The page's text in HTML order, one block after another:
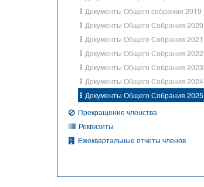
Документы Общего собрания 2019
Документы Общего Собрания 2020
Документы Общего Собрания 2021
Документы Общего Собрания 2022
Документы Общего Собрания 2023
Документы Общего Собрания 2024
Документы Общего Собрания 2025
Прекращение членства
Реквизиты
Ежеквартальные отчеты членов